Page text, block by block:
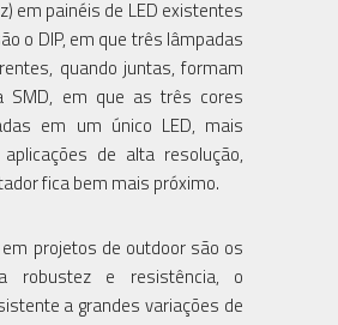
em painéis de LED existentes
o DIP, em que três lâmpadas
quando juntas, formam
SMD, em que as três cores
em um único LED, mais
de alta resolução,
fica bem mais próximo.
projetos de outdoor são os
robustez e resistência, o
a grandes variações de